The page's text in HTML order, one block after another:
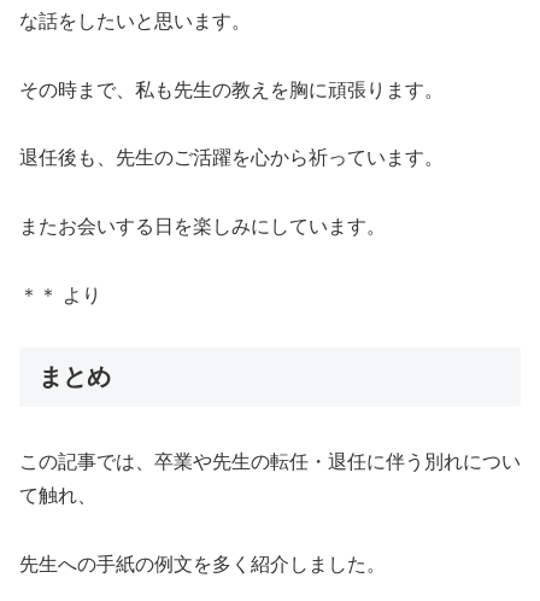
な話をしたいと思います。
その時まで、私も先生の教えを胸に頑張ります。
退任後も、先生のご活躍を心から祈っています。
またお会いする日を楽しみにしています。
＊＊ より
まとめ
この記事では、卒業や先生の転任・退任に伴う別れについ
て触れ、
先生への手紙の例文を多く紹介しました。